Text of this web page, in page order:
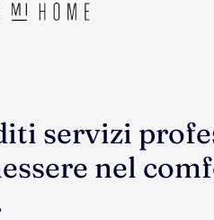
servizi
nel